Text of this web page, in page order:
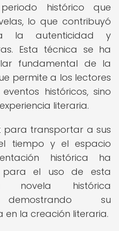
histórico que
lo que contribuyó
a la autenticidad y
Esta técnica se ha
fundamental de la
permite a los lectores
históricos, sino
literaria.
para transportar a sus
tiempo y el espacio
histórica ha
para el uso de esta
histórica
demostrando su
la creación literaria.